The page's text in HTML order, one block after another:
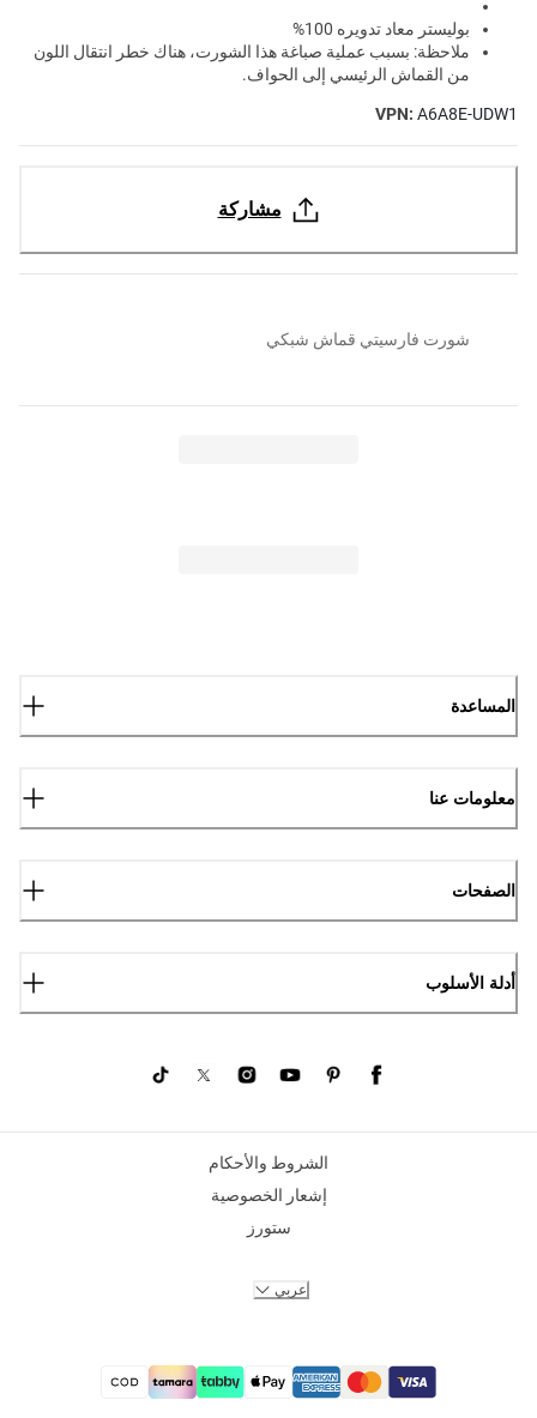
بوليستر معاد تدويره 100%
ملاحظة: بسبب عملية صباغة هذا الشورت، هناك خطر انتقال اللون
من القماش الرئيسي إلى الحواف.
VPN: A6A8E-UDW1
مشاركة
شورت فارسيتي قماش شبكي
المساعدة
معلومات عنا
الصفحات
أدلة الأسلوب
الشروط والأحكام
إشعار الخصوصية
ستورز
عربي